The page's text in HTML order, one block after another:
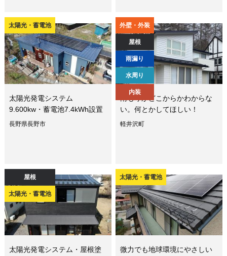
太陽光・蓄電池
太陽光発電システム
9.600kw・蓄電池7.4kWh設置
長野県長野市
外壁・外装
屋根
雨漏り
水周り
内装
雨もりがどこからかわからな
い。何とかしてほしい！
軽井沢町
屋根
太陽光・蓄電池
太陽光発電システム・屋根塗
太陽光・蓄電池
微力でも地球環境にやさしい